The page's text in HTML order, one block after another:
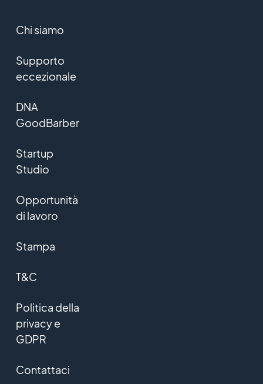
Chi siamo
Supporto
eccezionale
DNA
GoodBarber
Startup
Studio
Opportunità
di lavoro
Stampa
T&C
Politica della
privacy e
GDPR
Contattaci